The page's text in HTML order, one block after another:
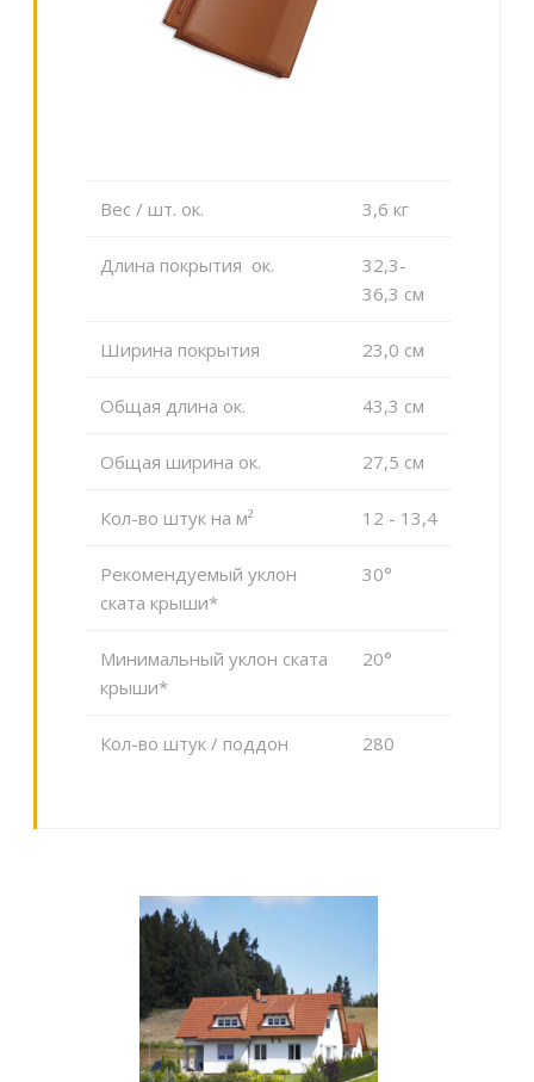
Вес / шт. ок. 3,6 кг
Длина покрытия ок.
32,3-
36,3 см
Ширина покрытия 23,0 cм
Общая длина ок. 43,3 cм
Общая ширина ок. 27,5 cм
Кол-во штук на м² 12 - 13,4
Рекомендуемый уклон
ската крыши*
30°
Минимальный уклон ската
крыши*
20°
Кол-во штук / поддон 280